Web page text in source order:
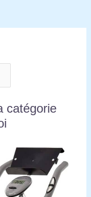
catégorie